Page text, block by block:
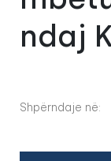
ndaj
Shpërndaje në: